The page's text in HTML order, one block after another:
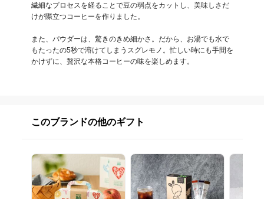
繊細なプロセスを経ることで豆の弱点をカットし、美味しさだ
けが際立つコーヒーを作りました。
また、パウダーは、驚きのきめ細かさ。だから、お湯でも水で
もたったの5秒で溶けてしまうスグレモノ。忙しい時にも手間を
かけずに、贅沢な本格コーヒーの味を楽しめます。
このブランドの他のギフト